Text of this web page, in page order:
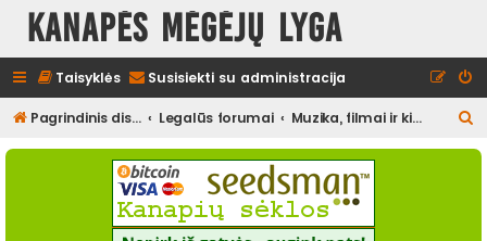
Kanapės mėgėjų lyga
Taisyklės Susisiekti su administracija
Pagrindinis diskusijų puslapis Legalūs forumai Muzika, filmai ir kita media, pramogos
e